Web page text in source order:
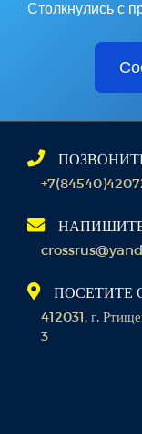
Столкнулись с
ПОСЕТИТЕ
412031, г.
3